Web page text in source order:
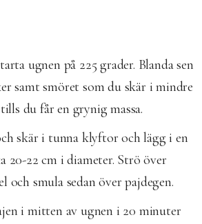
ugnen på 225 grader. Blanda sen
samt smöret som du skär i mindre
du får en grynig massa.
skär i tunna klyftor och lägg i en
20-22 cm i diameter. Strö över
och smula sedan över pajdegen.
i mitten av ugnen i 20 minuter